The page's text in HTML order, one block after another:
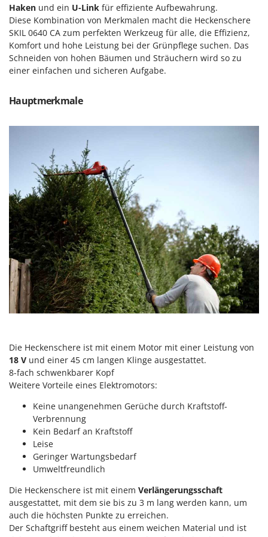
P
Palettengabeln für Traktoren
Pelletpressen
Pflüge für Traktor
Planierschilder für Traktoren
Pools
Poolstaubsauger
Rasenmäher
Rasensodenschneider
Rasentraktoren Aufsitzmäher
Rasentrimmer - Kantenschneider
Rasentrimmer - Motorsensen - Freischneider
Rührtöpfe mit Elektrischem Rührwerk
Rupfmaschinen
Sämaschinen und Düngerstreuer
Scheibenpflüge
Schneefräsen
Schrotmühlen - elektrisch
Schwader für Traktoren
Schweißgeräte
Seilwinden - Motorseilwinden
Sichelmähwerke für Traktoren
Sichelmulcher für Traktoren
Sortierer für Oliven
Forest Master
Francini
G
G3 Ferrari
Garofalo
Gierre
Ginko - MGM
Gipeco
Girmi
Goodyear
GRAEF
Gre
GreenBay
Greenworks
GRIFO
GYS
H
Hailo
Helvi
Henx
HiKOKI
Honda
I
Idromatic
Il-Tec
Imperia
Haken und ein U-Link für effiziente Aufbewahrung.
Diese Kombination von Merkmalen macht die Heckenschere
SKIL 0640 CA zum perfekten Werkzeug für alle, die Effizienz,
Komfort und hohe Leistung bei der Grünpflege suchen. Das
Schneiden von hohen Bäumen und Sträuchern wird so zu
einer einfachen und sicheren Aufgabe.
Hauptmerkmale
Die Heckenschere ist mit einem Motor mit einer Leistung von
18 V und einer 45 cm langen Klinge ausgestattet.
8-fach schwenkbarer Kopf
Weitere Vorteile eines Elektromotors:
Keine unangenehmen Gerüche durch Kraftstoff-
Verbrennung
Kein Bedarf an Kraftstoff
Leise
Geringer Wartungsbedarf
Umweltfreundlich
Die Heckenschere ist mit einem Verlängerungsschaft
ausgestattet, mit dem sie bis zu 3 m lang werden kann, um
auch die höchsten Punkte zu erreichen.
Der Schaftgriff besteht aus einem weichen Material und ist